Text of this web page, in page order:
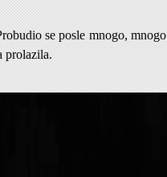
se posle mnogo, mnogo
prolazila.